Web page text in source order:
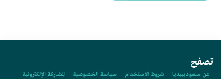
تصفح
عن سعوديبيديا شروط الاستخدام سياسة الخصوصية المشاركة الإلكترونية